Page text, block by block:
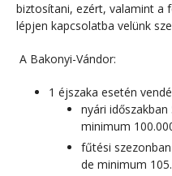
biztosítani, ezért, valamint a
lépjen kapcsolatba velünk
A Bakonyi-Vándor:
1 éjszaka esetén
nyári
minimum
fűtési
de minimum